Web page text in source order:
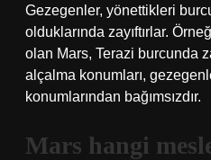
Gezegenler, yönettikleri
olduklarında zayıftırlar.
olan Mars, Terazi burcunda
alçalma konumları,
konumlarından bağımsızdır.
Mars hangi